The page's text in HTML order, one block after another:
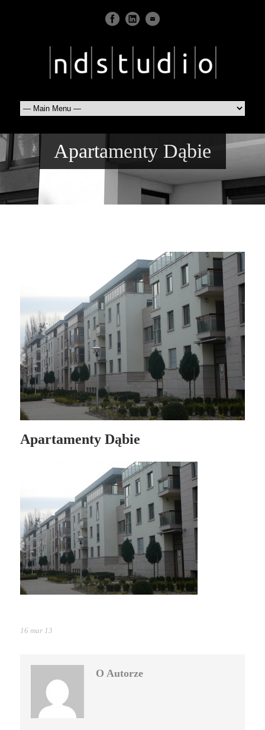
Apartamenty Dąbie
Apartamenty Dąbie
16 mar 13
O Autorze